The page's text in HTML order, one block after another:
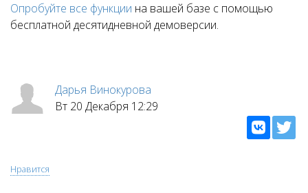
Опробуйте все функции на вашей базе с помощью
бесплатной десятидневной демоверсии.
Дарья Винокурова
Вт 20 Декабря 12:29
Нравится